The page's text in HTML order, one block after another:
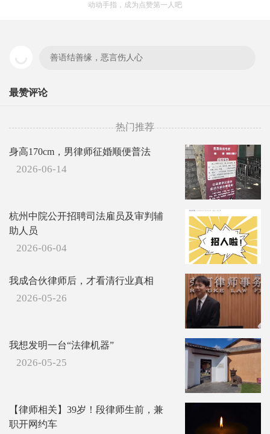
动动手指，成为点赞第一人吧
善语结善缘，恶言伤人心
最赞评论
热门推荐
身高170cm，男律师征婚顺便普法
2026-06-14
杭州中院公开招聘司法雇员及审判辅
助人员
2026-06-04
我成合伙律师后，才看清行业真相
2026-05-26
我想发明一台“法律机器”
2026-05-25
【律师相关】39岁！段律师生前，兼
职开网约车